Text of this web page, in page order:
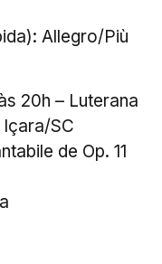
Allegro/Più
20h – Luterana
SC
de Op. 11